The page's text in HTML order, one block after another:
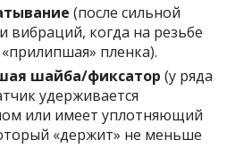
(после сильной
вибраций, когда на резьбе
«прилипшая» пленка).
шайба/фиксатор (у ряда
удерживается
или имеет уплотняющий
«держит» не меньше